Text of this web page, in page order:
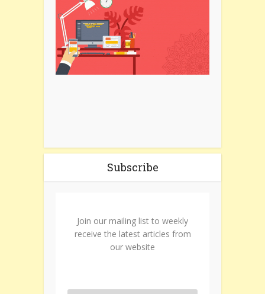
Subscribe
Join our mailing list to weekly
receive the latest articles from
our website